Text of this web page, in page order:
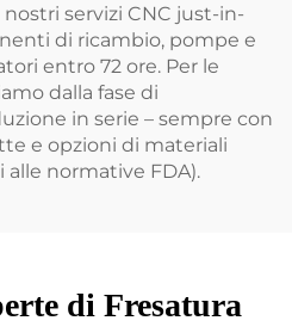
servizi CNC just-in-
di ricambio, pompe e
entro 72 ore. Per le
dalla fase di
in serie – sempre con
e opzioni di materiali
normative FDA).
di Fresatura